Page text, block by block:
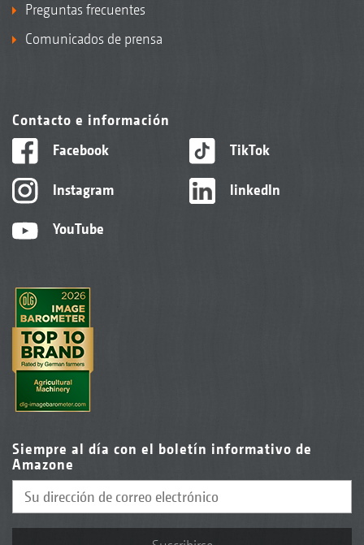
Preguntas frecuentes
Comunicados de prensa
Contacto e información
Facebook
Instagram
YouTube
TikTok
linkedIn
Siempre al día con el boletín informativo de
Amazone